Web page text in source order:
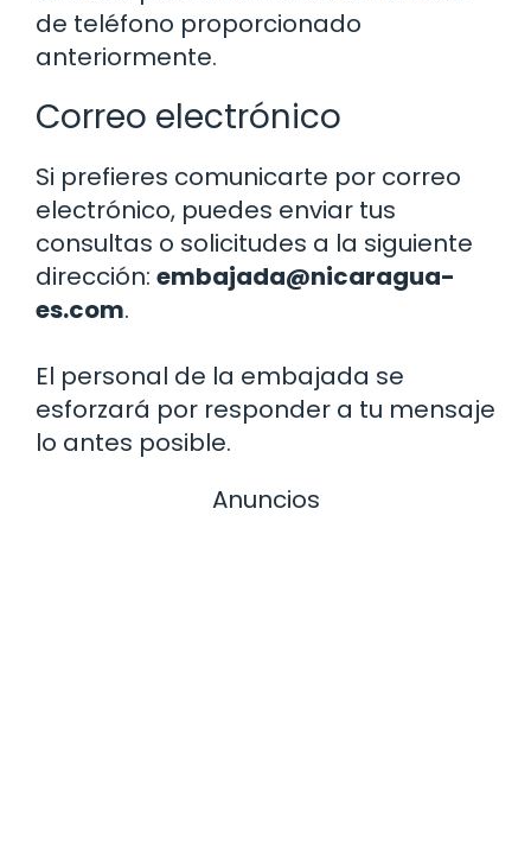
de teléfono proporcionado
anteriormente.
Correo electrónico
Si prefieres comunicarte por correo
electrónico, puedes enviar tus
consultas o solicitudes a la siguiente
dirección: embajada@nicaragua-
es.com.
El personal de la embajada se
esforzará por responder a tu mensaje
lo antes posible.
Anuncios